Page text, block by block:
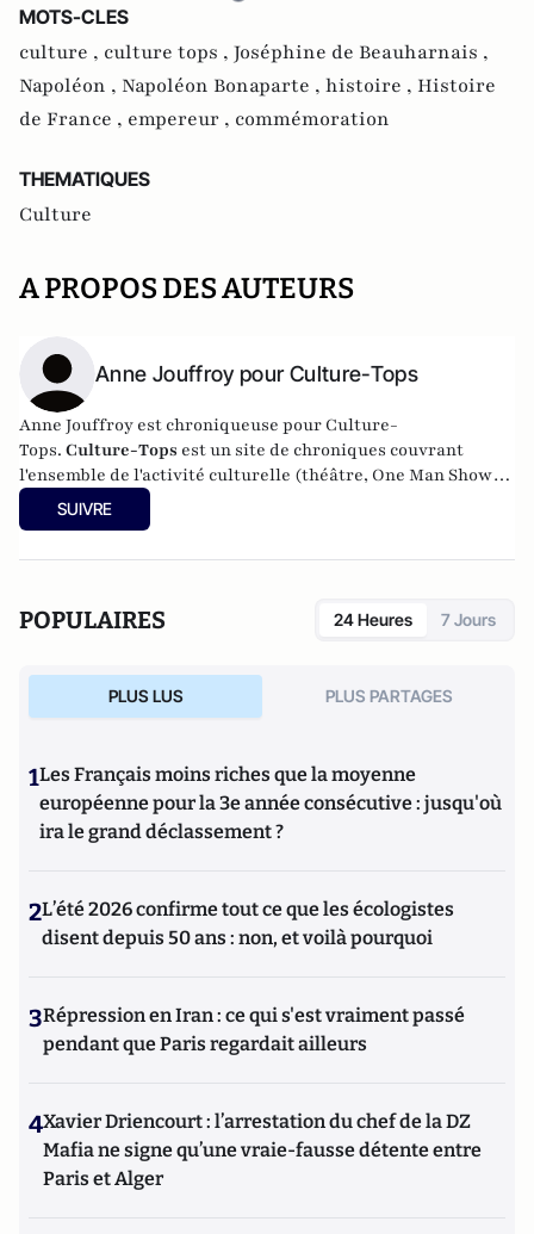
MOTS-CLES
culture , culture tops , Joséphine de Beauharnais ,
Napoléon , Napoléon Bonaparte , histoire , Histoire
de France , empereur , commémoration
THEMATIQUES
Culture
A PROPOS DES AUTEURS
Anne Jouffroy pour Culture-Tops
Anne Jouffroy est chroniqueuse pour Culture-
Tops. Culture-Tops est un site de chroniques couvrant
l'ensemble de l'activité culturelle (théâtre, One Man Shows,
opéras, ballets, spectacles divers, cinéma, expos, livres,
etc.).
SUIVRE
POPULAIRES 24 Heures 7 Jours
PLUS LUS PLUS PARTAGES
1Les Français moins riches que la moyenne
européenne pour la 3e année consécutive : jusqu'où
ira le grand déclassement ?
2L’été 2026 confirme tout ce que les écologistes
disent depuis 50 ans : non, et voilà pourquoi
3Répression en Iran : ce qui s'est vraiment passé
pendant que Paris regardait ailleurs
4Xavier Driencourt : l’arrestation du chef de la DZ
Mafia ne signe qu’une vraie-fausse détente entre
Paris et Alger